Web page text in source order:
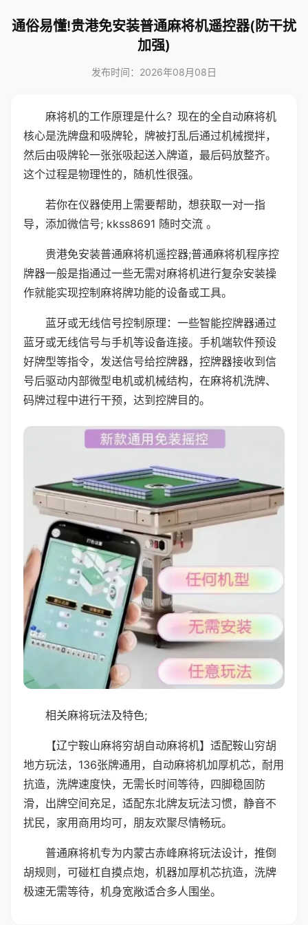
通俗易懂!贵港免安装普通麻将机遥控器(防干扰
加强)
发布时间：2026年08月08日
麻将机的工作原理是什么？现在的全自动麻将机
核心是洗牌盘和吸牌轮，牌被打乱后通过机械搅拌，
然后由吸牌轮一张张吸起送入牌道，最后码放整齐。
这个过程是物理性的，随机性很强。
若你在仪器使用上需要帮助，想获取一对一指
导，添加微信号; kkss8691 随时交流 。
贵港免安装普通麻将机遥控器;普通麻将机程序控
牌器一般是指通过一些无需对麻将机进行复杂安装操
作就能实现控制麻将牌功能的设备或工具。
蓝牙或无线信号控制原理：一些智能控牌器通过
蓝牙或无线信号与手机等设备连接。手机端软件预设
好牌型等指令，发送信号给控牌器，控牌器接收到信
号后驱动内部微型电机或机械结构，在麻将机洗牌、
码牌过程中进行干预，达到控牌目的。
相关麻将玩法及特色;
【辽宁鞍山麻将穷胡自动麻将机】适配鞍山穷胡
地方玩法，136张牌通用，自动麻将机加厚机芯，耐用
抗造，洗牌速度快，无需长时间等待，四脚稳固防
滑，出牌空间充足，适配东北牌友玩法习惯，静音不
扰民，家用商用均可，朋友欢聚尽情畅玩。
普通麻将机专为内蒙古赤峰麻将玩法设计，推倒
胡规则，可碰杠自摸点炮，机器加厚机芯抗造，洗牌
极速无需等待，机身宽敞适合多人围坐。